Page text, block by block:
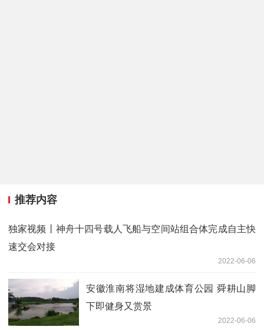
推荐内容
独家视频丨神舟十四号载人飞船与空间站组合体完成自主快
速交会对接
2022-06-06
安徽淮南将湿地建成体育公园 舜耕山脚
下即健身又赏景
2022-06-06